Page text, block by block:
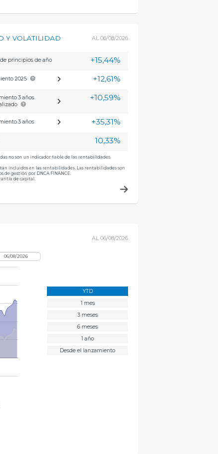
Y VOLATILIDAD AL 06/08/2026
principios de año +15,44%
2025 +12,61%
3 años
+10,59%
3 años +35,31%
10,33%
no son un indicador fiable de las rentabilidades
incluidos en las rentabilidades. Las rentabilidades son
de gestión por DNCA FINANCE.
de capital.
AL 06/08/2026
YTD
1 mes
3 meses
6 meses
1 año
Desde el lanzamiento